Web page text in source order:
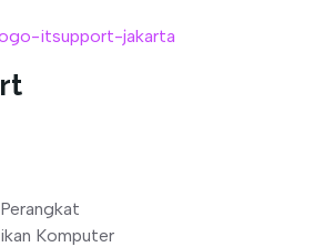
Komputer